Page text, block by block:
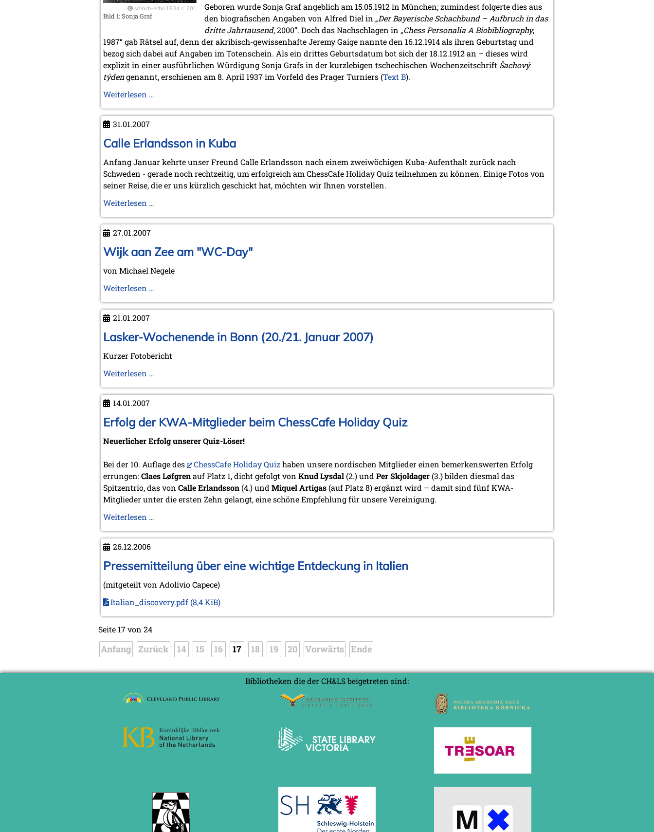
schach-echo 1934 s. 201
Bild 1: Sonja Graf
Geboren wurde Sonja Graf angeblich am 15.05.1912 in München; zumindest folgerte dies aus
den biografischen Angaben von Alfred Diel in „Der Bayerische Schachbund – Aufbruch in das
dritte Jahrtausend, 2000“. Doch das Nachschlagen in „Chess Personalia A Biobibliography,
1987“ gab Rätsel auf, denn der akribisch-gewissenhafte Jeremy Gaige nannte den 16.12.1914 als ihren Geburtstag und
bezog sich dabei auf Angaben im Totenschein. Als ein drittes Geburtsdatum bot sich der 18.12.1912 an – dieses wird
explizit in einer ausführlichen Würdigung Sonja Grafs in der kurzlebigen tschechischen Wochenzeitschrift Šachový
týdengenannt, erschienen am 8. April 1937 im Vorfeld des Prager Turniers (Text B).
Weiterlesen …
„Fräuleinwunders“
der
der
Sonja
Graf-
31.01.2007
Calle Erlandsson in Kuba
Anfang Januar kehrte unser Freund Calle Erlandsson nach einem zweiwöchigen Kuba-Aufenthalt zurück nach
Schweden - gerade noch rechtzeitig, um erfolgreich am ChessCafe Holiday Quiz teilnehmen zu können. Einige Fotos von
seiner Reise, die er uns kürzlich geschickt hat, möchten wir Ihnen vorstellen.
Weiterlesen …
in
27.01.2007
Wijk aan Zee am "WC-Day"
von Michael Negele
Weiterlesen …
Zee
"WC-
21.01.2007
Lasker-Wochenende in Bonn (20./21. Januar 2007)
Kurzer Fotobericht
Weiterlesen …
in
(20./21.
2007)
14.01.2007
Erfolg der KWA-Mitglieder beim ChessCafe Holiday Quiz
Neuerlicher Erfolg unserer Quiz-Löser!
Bei der 10. Auflage des ChessCafe Holiday Quizhaben unsere nordischen Mitglieder einen bemerkenswerten Erfolg
errungen:Claes Løfgrenauf Platz 1, dicht gefolgt von Knud Lysdal(2.) und Per Skjoldager(3.) bilden diesmal das
Spitzentrio, das von Calle Erlandsson(4.) und Miquel Artigas(auf Platz 8) ergänzt wird – damit sind fünf KWA-
Mitglieder unter die ersten Zehn gelangt, eine schöne Empfehlung für unsere Vereinigung.
Weiterlesen …
KWA-
beim
ChessCafe
Holiday
Quiz
26.12.2006
Pressemitteilung über eine wichtige Entdeckung in Italien
(mitgeteilt von Adolivio Capece)
Italian_discovery.pdf (8,4 KiB)
Seite 17 von 24
Anfang Zurück 14 15 16 17 18 19 20 Vorwärts Ende
Bibliotheken die der CH&LS beigetreten sind: